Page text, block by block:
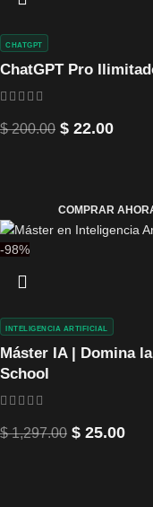
ChatGPT Pro
CHATGPT
$200.00 $ 22.00
COMPRAR
-98%
Máster IA | Domina
School
INTELIGENCIA ARTIFICIAL
$1,297.00 $ 25.00